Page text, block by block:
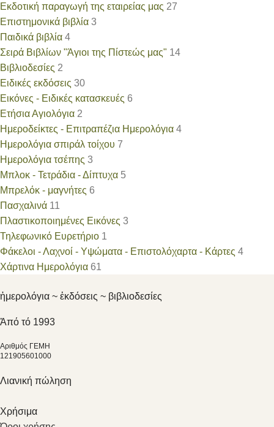
Εκδοτική παραγωγή της εταιρείας μας 27
Επιστημονικά βιβλία 3
Παιδικά βιβλία 4
Σειρά Βιβλίων "Άγιοι της Πίστεώς μας" 14
Βιβλιοδεσίες 2
Ειδικές εκδόσεις 30
Εικόνες - Ειδικές κατασκευές 6
Ετήσια Αγιολόγια 2
Ημεροδείκτες - Επιτραπέζια Ημερολόγια 4
Ημερολόγια σπιράλ τοίχου 7
Ημερολόγια τσέπης 3
Μπλοκ - Τετράδια - Δίπτυχα 5
Μπρελόκ - μαγνήτες 6
Πασχαλινά 11
Πλαστικοποιημένες Εικόνες 3
Τηλεφωνικό Ευρετήριο 1
Φάκελοι - Λαχνοί - Υψώματα - Επιστολόχαρτα - Kάρτες 4
Χάρτινα Ημερολόγια 61
ἡμερολόγια ~ ἐκδόσεις ~ βιβλιοδεσίες
Ἀπό τό 1993
Αριθμός ΓΕΜΗ
121905601000
Λιανική πώληση
Χρήσιμα